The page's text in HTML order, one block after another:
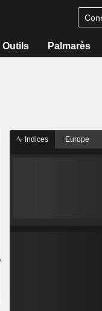
Outils Palmarès
Indices Europe